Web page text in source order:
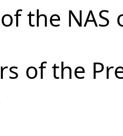
the NAS
of the